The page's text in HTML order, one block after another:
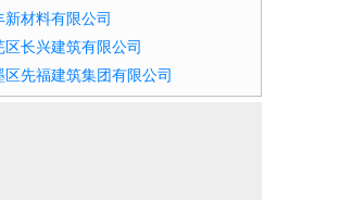
新材料有限公司
区长兴建筑有限公司
区先福建筑集团有限公司